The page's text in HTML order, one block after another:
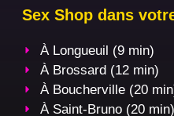
Sex Shop dans
À Longueuil (9 min)
À Brossard (12 min)
À Boucherville (20
À Saint-Bruno (20 min)